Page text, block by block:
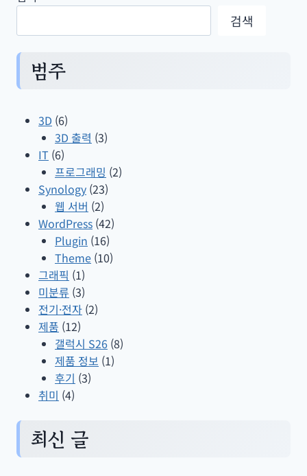
검색
범주
3D (6)
3D 출력 (3)
IT (6)
프로그래밍 (2)
Synology (23)
웹 서버 (2)
WordPress (42)
Plugin (16)
Theme (10)
그래픽 (1)
미분류 (3)
전기·전자 (2)
제품 (12)
갤럭시 S26 (8)
제품 정보 (1)
후기 (3)
취미 (4)
최신 글